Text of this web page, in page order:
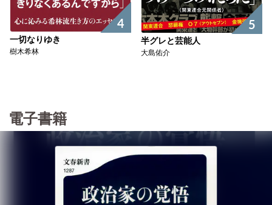
4
一切なりゆき
樹木希林
5
半グレと芸能人
大島佑介
電子書籍